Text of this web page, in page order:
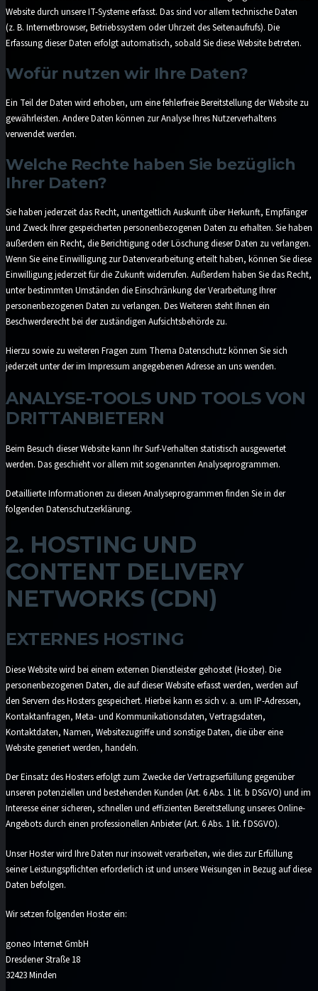
Website durch unsere IT-Systeme erfasst. Das sind vor allem technische Daten
(z. B. Internetbrowser, Betriebssystem oder Uhrzeit des Seitenaufrufs). Die
Erfassung dieser Daten erfolgt automatisch, sobald Sie diese Website betreten.
Wofür nutzen wir Ihre Daten?
Ein Teil der Daten wird erhoben, um eine fehlerfreie Bereitstellung der Website zu
gewährleisten. Andere Daten können zur Analyse Ihres Nutzerverhaltens
verwendet werden.
Welche Rechte haben Sie bezüglich
Ihrer Daten?
Sie haben jederzeit das Recht, unentgeltlich Auskunft über Herkunft, Empfänger
und Zweck Ihrer gespeicherten personenbezogenen Daten zu erhalten. Sie haben
außerdem ein Recht, die Berichtigung oder Löschung dieser Daten zu verlangen.
Wenn Sie eine Einwilligung zur Datenverarbeitung erteilt haben, können Sie diese
Einwilligung jederzeit für die Zukunft widerrufen. Außerdem haben Sie das Recht,
unter bestimmten Umständen die Einschränkung der Verarbeitung Ihrer
personenbezogenen Daten zu verlangen. Des Weiteren steht Ihnen ein
Beschwerderecht bei der zuständigen Aufsichtsbehörde zu.
Hierzu sowie zu weiteren Fragen zum Thema Datenschutz können Sie sich
jederzeit unter der im Impressum angegebenen Adresse an uns wenden.
ANALYSE-TOOLS UND TOOLS VON
DRITT­ANBIETERN
Beim Besuch dieser Website kann Ihr Surf-Verhalten statistisch ausgewertet
werden. Das geschieht vor allem mit sogenannten Analyseprogrammen.
Detaillierte Informationen zu diesen Analyseprogrammen finden Sie in der
folgenden Datenschutzerklärung.
2. HOSTING UND
CONTENT DELIVERY
NETWORKS (CDN)
EXTERNES HOSTING
Diese Website wird bei einem externen Dienstleister gehostet (Hoster). Die
personenbezogenen Daten, die auf dieser Website erfasst werden, werden auf
den Servern des Hosters gespeichert. Hierbei kann es sich v. a. um IP-Adressen,
Kontaktanfragen, Meta- und Kommunikationsdaten, Vertragsdaten,
Kontaktdaten, Namen, Websitezugriffe und sonstige Daten, die über eine
Website generiert werden, handeln.
Der Einsatz des Hosters erfolgt zum Zwecke der Vertragserfüllung gegenüber
unseren potenziellen und bestehenden Kunden (Art. 6 Abs. 1 lit. b DSGVO) und im
Interesse einer sicheren, schnellen und effizienten Bereitstellung unseres Online-
Angebots durch einen professionellen Anbieter (Art. 6 Abs. 1 lit. f DSGVO).
Unser Hoster wird Ihre Daten nur insoweit verarbeiten, wie dies zur Erfüllung
seiner Leistungspflichten erforderlich ist und unsere Weisungen in Bezug auf diese
Daten befolgen.
Wir setzen folgenden Hoster ein:
goneo Internet GmbH
Dresdener Straße 18
32423 Minden